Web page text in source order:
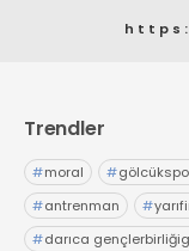
Trendler
#moral #
#antrenman #
#darıca